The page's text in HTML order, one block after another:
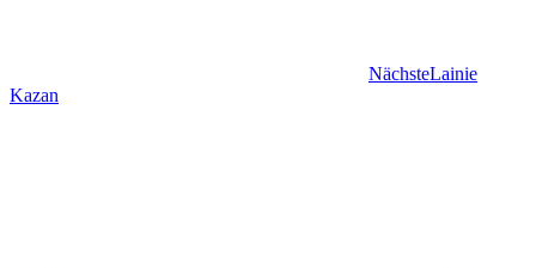
NächsteLainie
Kazan